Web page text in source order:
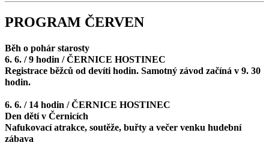
PROGRAM ČERVEN
Běh o pohár starosty
6. 6. / 9 hodin / ČERNICE HOSTINEC
Registrace běžců od devíti hodin. Samotný závod začíná v 9. 30
hodin.
6. 6. / 14 hodin / ČERNICE HOSTINEC
Den dětí v Černicích
Nafukovací atrakce, soutěže, buřty a večer venku hudební
zábava